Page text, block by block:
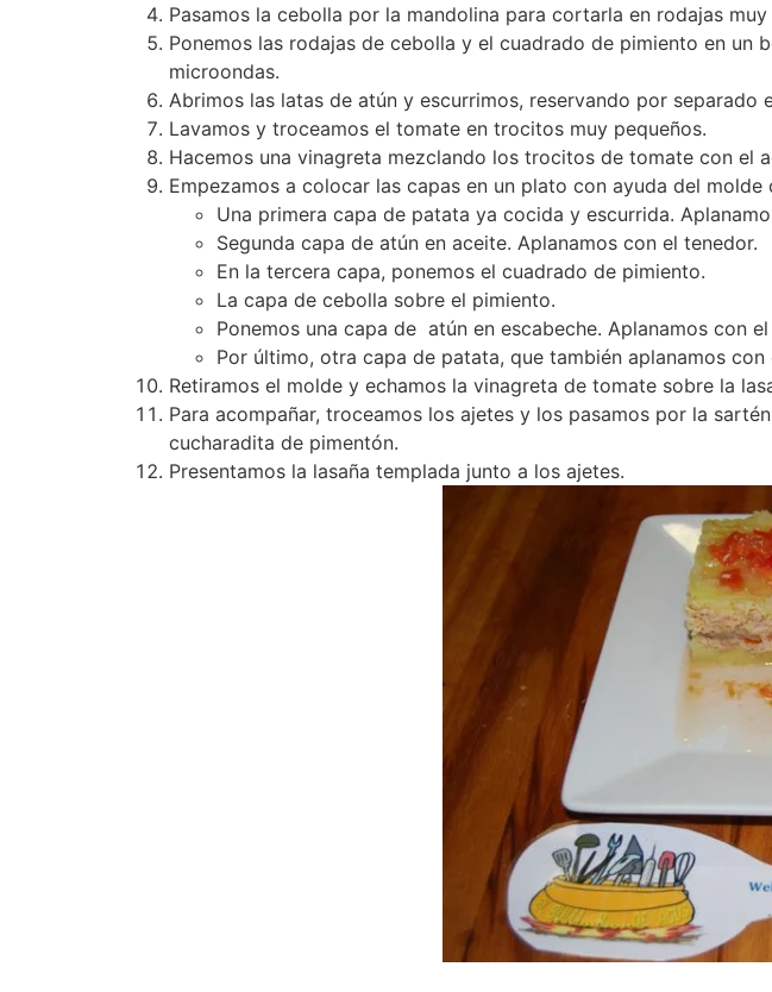
Pasamos la cebolla por la mandolina para cortarla en rodajas
Ponemos las rodajas de cebolla y el cuadrado de pimiento en
microondas.
Abrimos las latas de atún y escurrimos, reservando por separado
Lavamos y troceamos el tomate en trocitos muy pequeños.
Hacemos una vinagreta mezclando los trocitos de tomate con el
Empezamos a colocar las capas en un plato con ayuda del molde
Una primera capa de patata ya cocida y escurrida.
Segunda capa de atún en aceite. Aplanamos con el tenedor.
En la tercera capa, ponemos el cuadrado de pimiento.
La capa de cebolla sobre el pimiento.
Ponemos una capa de atún en escabeche. Aplanamos con
Por último, otra capa de patata, que también aplanamos con
Retiramos el molde y echamos la vinagreta de tomate sobre la
Para acompañar, troceamos los ajetes y los pasamos por la
cucharadita de pimentón.
Presentamos la lasaña templada junto a los ajetes.